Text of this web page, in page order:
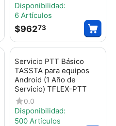
Disponibilidad:
6 Artículos
$96273
Servicio PTT Básico
TASSTA para equipos
Android (1 Año de
Servicio) TFLEX-PTT
0.0
Disponibilidad:
500 Artículos